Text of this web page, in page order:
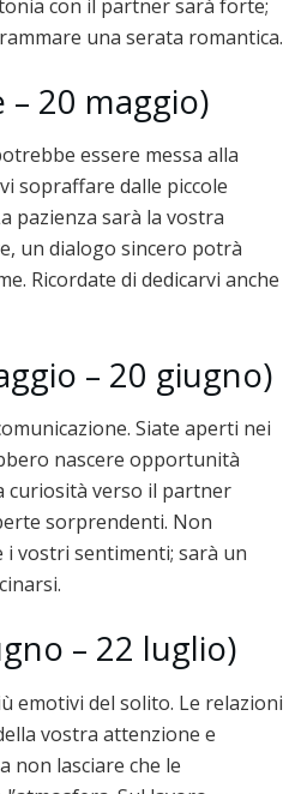
con il partner sarà forte;
una serata romantica.
20 maggio)
essere messa alla
sopraffare dalle piccole
pazienza sarà la vostra
un dialogo sincero potrà
Ricordate di dedicarvi anche
– 20 giugno)
Siate aperti nei
nascere opportunità
curiosità verso il partner
sorprendenti. Non
vostri sentimenti; sarà un
– 22 luglio)
emotivi del solito. Le relazioni
vostra attenzione e
non lasciare che le